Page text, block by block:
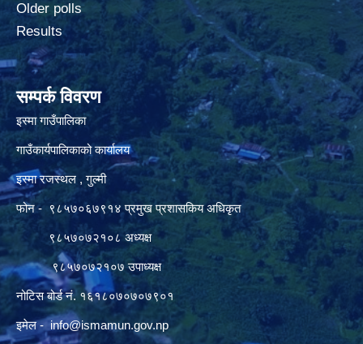
Older polls
Results
सम्पर्क विवरण
इस्मा गाउँपालिका
गाउँकार्यपालिकाको कार्यालय
इस्मा रजस्थल , गुल्मी
फोन - ९८५७०६७९१४ प्रमुख प्रशासकिय अधिकृत
९८५७०७२१०८ अध्यक्ष
९८५७०७२१०७ उपाध्यक्ष
नोटिस बोर्ड नं. १६१८०७०७०७९०१
इमेल - info@ismamun.gov.np